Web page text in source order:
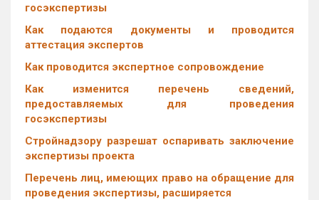
госэкспертизы
Как подаются документы и проводится
аттестация экспертов
Как проводится экспертное сопровождение
Как изменится перечень сведений,
предоставляемых для проведения
госэкспертизы
Стройнадзору разрешат оспаривать заключение
экспертизы проекта
Перечень лиц, имеющих право на обращение для
проведения экспертизы, расширяется